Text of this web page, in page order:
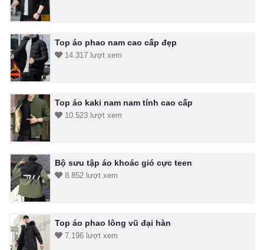
Top áo phao nam cao cấp đẹp
14.317 lượt xem
Top áo kaki nam nam tính cao cấp
10.523 lượt xem
Bộ sưu tập áo khoác gió cực teen
8.852 lượt xem
Top áo phao lông vũ đại hàn
7.196 lượt xem